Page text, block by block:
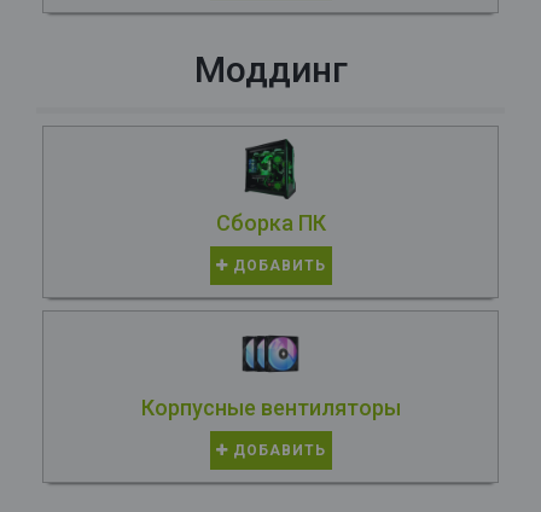
Моддинг
Сборка ПК
ДОБАВИТЬ
Корпусные вентиляторы
ДОБАВИТЬ